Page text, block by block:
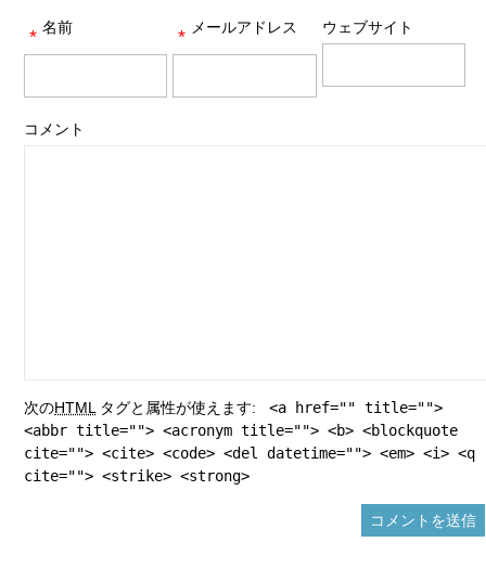
名前
* メールアドレス
* ウェブサイト
コメント
次のHTML タグと属性が使えます:
<a href="" title="">
<abbr title=""> <acronym title=""> <b> <blockquote
cite=""> <cite> <code> <del datetime=""> <em> <i> <q
cite=""> <strike> <strong>